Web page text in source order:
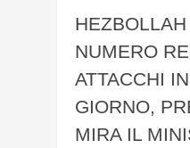
NUMERO
ATTACCHI
GIORNO,
MIRA IL